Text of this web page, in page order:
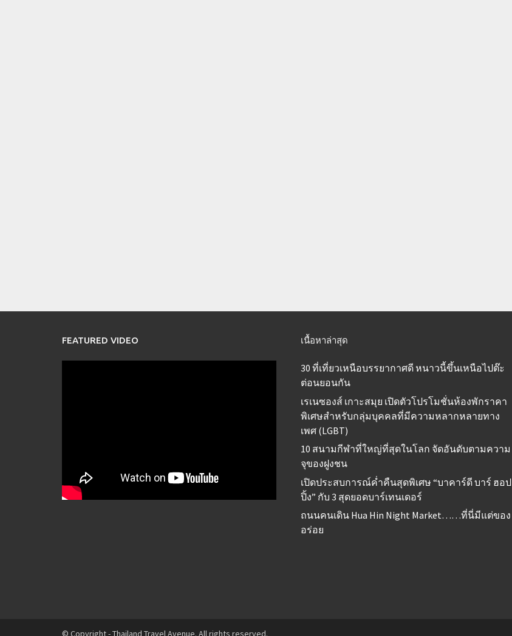
FEATURED VIDEO เนื้อหาล่าสุด
30 ที่เที่ยวเหนือบรรยากาศดี หนาวนี้ขึ้นเหนือไปต๊ะ
ต่อนยอนกัน
เรเนซองส์ เกาะสมุย เปิดตัวโปรโมชั่นห้องพักราคา
พิเศษสำหรับกลุ่มบุคคลที่มีความหลากหลายทาง
เพศ (LGBT)
10 สนามกีฬาที่ใหญ่ที่สุดในโลก จัดอันดับตามความ
จุของฝูงชน
เปิดประสบการณ์ค่ำคืนสุดพิเศษ “บาคาร์ดี บาร์ ฮอป
ปิ้ง” กับ 3 สุดยอดบาร์เทนเดอร์
ถนนคนเดิน Hua Hin Night Market……ที่นี่มีแต่ของ
อร่อย
© Copyright - Thailand Travel Avenue. All rights reserved.